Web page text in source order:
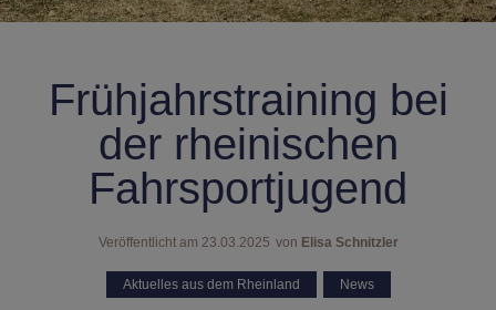
Frühjahrstraining bei
der rheinischen
Fahrsportjugend
Veröffentlicht am 23.03.2025 von Elisa Schnitzler
Aktuelles aus dem Rheinland News